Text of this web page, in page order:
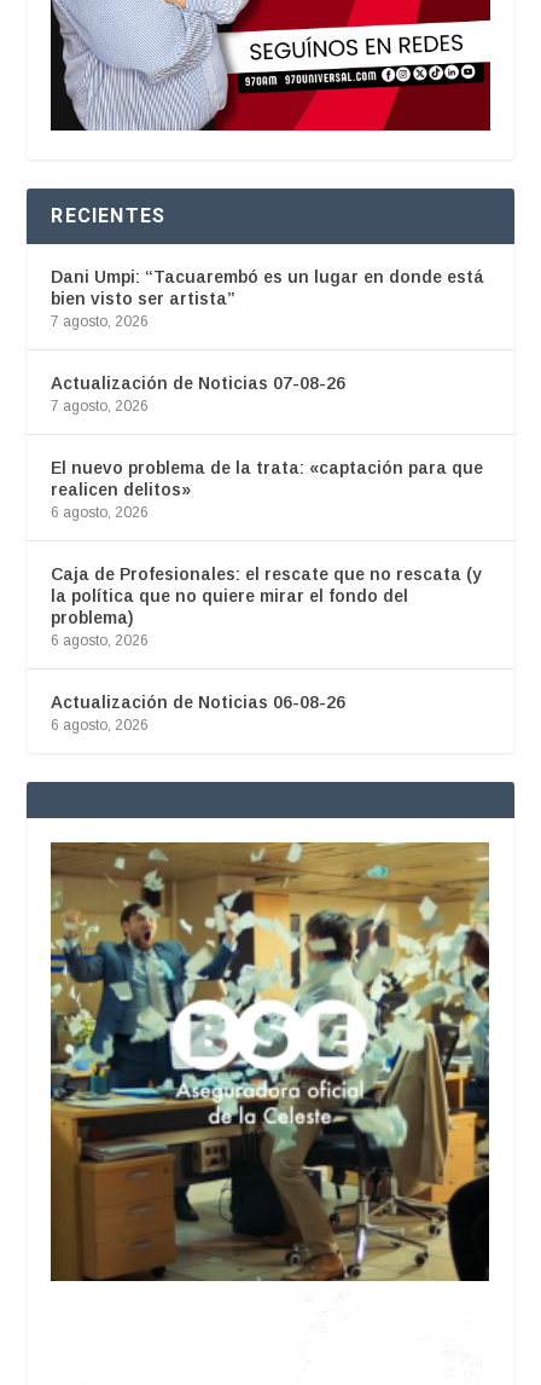
RECIENTES
Dani Umpi: “Tacuarembó es un lugar en donde está
bien visto ser artista”
7 agosto, 2026
Actualización de Noticias 07-08-26
7 agosto, 2026
El nuevo problema de la trata: «captación para que
realicen delitos»
6 agosto, 2026
Caja de Profesionales: el rescate que no rescata (y
la política que no quiere mirar el fondo del
problema)
6 agosto, 2026
Actualización de Noticias 06-08-26
6 agosto, 2026